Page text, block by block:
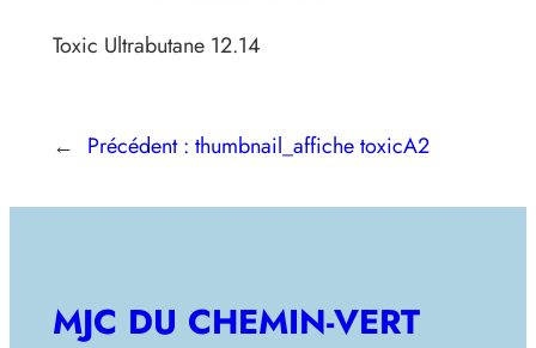
Toxic Ultrabutane 12.14
← Précédent : thumbnail_affiche toxicA2
MJC DU CHEMIN-VERT